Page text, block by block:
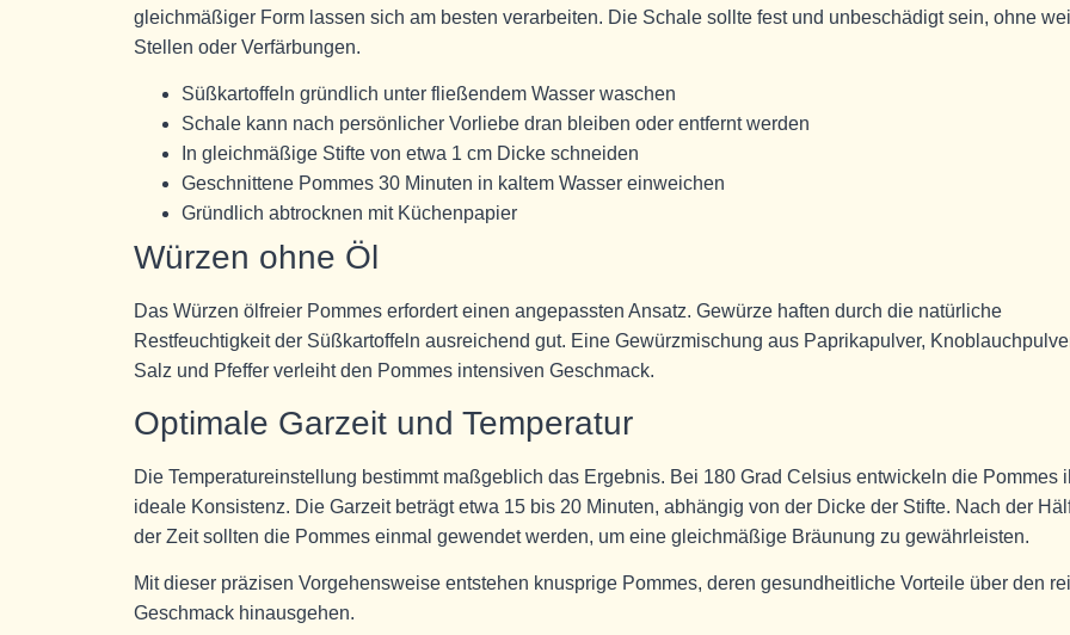
gleichmäßiger Form lassen sich am besten verarbeiten. Die Schale sollte fest und unbeschädigt sein, ohne
Stellen oder Verfärbungen.
Süßkartoffeln gründlich unter fließendem Wasser waschen
Schale kann nach persönlicher Vorliebe dran bleiben oder entfernt werden
In gleichmäßige Stifte von etwa 1 cm Dicke schneiden
Geschnittene Pommes 30 Minuten in kaltem Wasser einweichen
Gründlich abtrocknen mit Küchenpapier
Würzen ohne Öl
Das Würzen ölfreier Pommes erfordert einen angepassten Ansatz. Gewürze haften durch die natürliche
Restfeuchtigkeit der Süßkartoffeln ausreichend gut. Eine Gewürzmischung aus Paprikapulver,
Salz und Pfeffer verleiht den Pommes intensiven Geschmack.
Optimale Garzeit und Temperatur
Die Temperatureinstellung bestimmt maßgeblich das Ergebnis. Bei 180 Grad Celsius entwickeln die Pommes
ideale Konsistenz. Die Garzeit beträgt etwa 15 bis 20 Minuten, abhängig von der Dicke der Stifte. Nach der
der Zeit sollten die Pommes einmal gewendet werden, um eine gleichmäßige Bräunung zu gewährleisten.
Mit dieser präzisen Vorgehensweise entstehen knusprige Pommes, deren gesundheitliche Vorteile über den
Geschmack hinausgehen.